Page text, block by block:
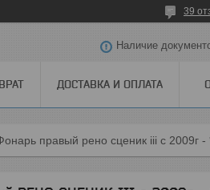
39
Наличие
ДОСТАВКА И ОПЛАТА
правый рено сценик iii с 2009г